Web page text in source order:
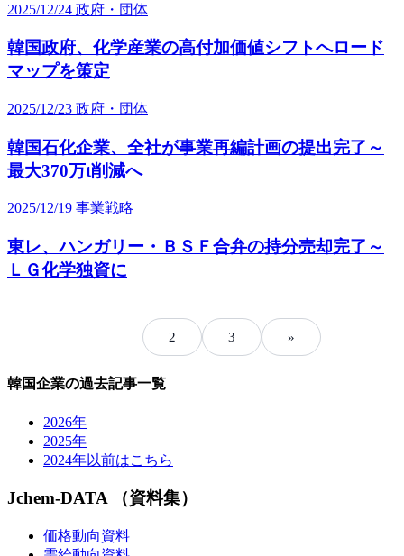
2025/12/24 政府・団体
韓国政府、化学産業の高付加価値シフトへロード
マップを策定
2025/12/23 政府・団体
韓国石化企業、全社が事業再編計画の提出完了～
最大370万t削減へ
2025/12/19 事業戦略
東レ、ハンガリー・ＢＳＦ合弁の持分売却完了～
ＬＧ化学独資に
2 3 »
韓国企業の過去記事一覧
2026年
2025年
2024年以前はこちら
Jchem-DATA （資料集）
価格動向資料